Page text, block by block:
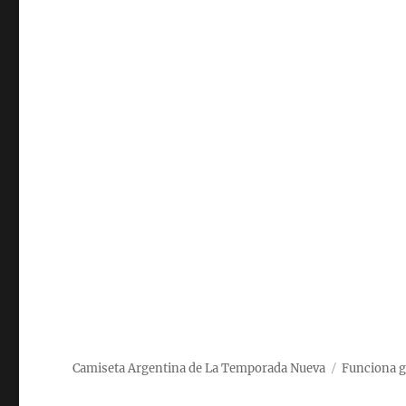
Camiseta Argentina de La Temporada Nueva Funciona